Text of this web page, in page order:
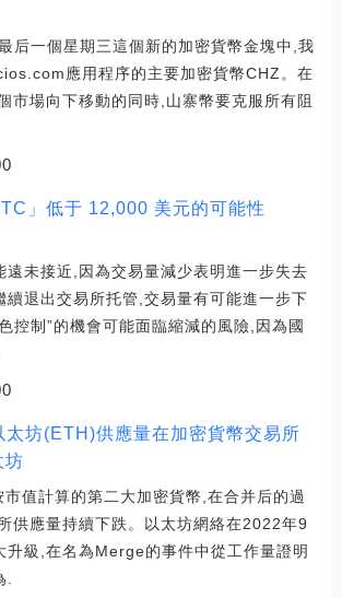
后一個星期三這個新的加密貨幣金塊中,我
應用程序的主要加密貨幣CHZ。在
市場向下移動的同時,山寨幣要克服所有阻
」低于 12,000 美元的可能性
遠未接近,因為交易量減少表明進一步失去
續退出交易所托管,交易量有可能進一步下
控制”的機會可能面臨縮減的風險,因為國
太坊(ETH)供應量在加密貨幣交易所
坊
值計算的第二大加密貨幣,在合并后的過
供應量持續下跌。以太坊網絡在2022年9
升級,在名為Merge的事件中從工作量證明
.